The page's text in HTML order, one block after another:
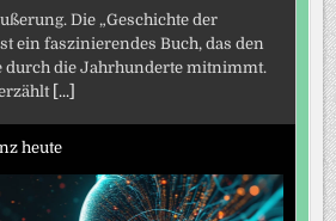
Die „Geschichte der
ein faszinierendes Buch, das den
durch die Jahrhunderte mitnimmt.
[...]
heute